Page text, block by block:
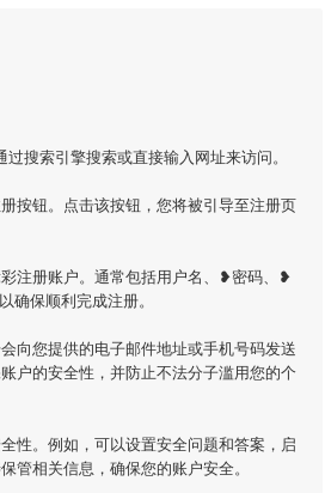
搜索引擎搜索或直接输入网址来访问。
按钮。点击该按钮，您将被引导至注册页
注册账户。通常包括用户名、❥密码、❥
保顺利完成注册。
向您提供的电子邮件地址或手机号码发送
户的安全性，并防止不法分子滥用您的个
性。例如，可以设置安全问题和答案，启
管相关信息，确保您的账户安全。